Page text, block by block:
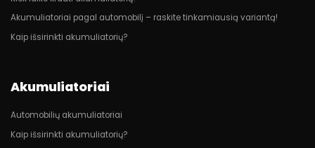
Akumuliatoriai pagal automobilį – raskite tinkamiausią variantą!
Kaip išsirinkti akumuliatorių?
Akumuliatoriai
Automobilių akumuliatoriai
Kaip išsirinkti akumuliatorių?